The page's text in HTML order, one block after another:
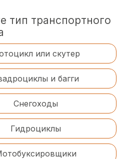
тип транспортного
или скутер
и багги
Снегоходы
Гидроциклы